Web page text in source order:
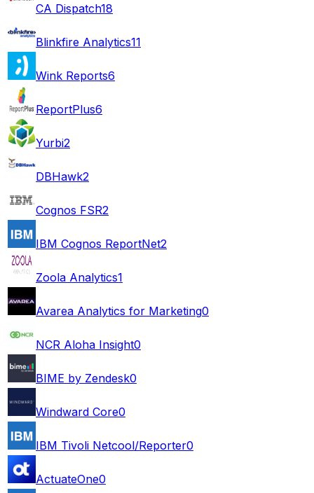
CA Dispatch18
Blinkfire Analytics11
Wink Reports6
ReportPlus6
Yurbi2
DBHawk2
Cognos FSR2
IBM Cognos ReportNet2
Zoola Analytics1
Avarea Analytics for Marketing0
NCR Aloha Insight0
BIME by Zendesk0
Windward Core0
IBM Tivoli Netcool/Reporter0
ActuateOne0